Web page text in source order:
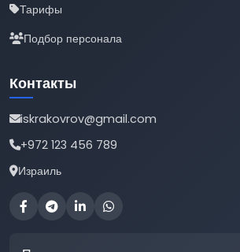
Тарифы
Подбор персонала
Контакты
iskrakovrov@gmail.com
+972 123 456 789
Израиль